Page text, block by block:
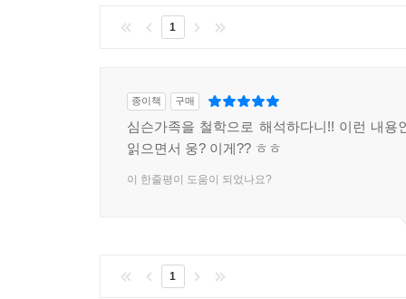
찌푸릴지도 모르지? 흥, 쯧쯧 혀를 차고 수염을
않겠어!” “얘들아, 최선을 다했지만 무참히 실패했
따윈 없어. 싸구려 웃음을 선사할 뿐이라고!”
서러울 바트 심슨, 채식주의자·페미니스트·진
만화에 등장한 60~80명(기준에 따라 다르다)의
그만인, 한낱 만화영화 캐릭터에 불과하다. 하지만
1
종이책 구매
심슨가족을 철학으로 해석하다니!! 이런 내용
읽으면서 웅? 이게?? ㅎㅎ
이 한줄평이 도움이 되었나요?
1